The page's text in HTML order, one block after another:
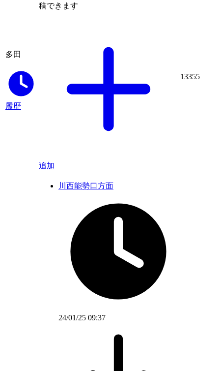
多田
履歴
稿できます
追加
13355
川西能勢口方面
24/01/25 09:37